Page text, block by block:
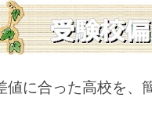
値に合った高校を、